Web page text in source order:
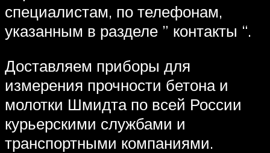
специалистам, по телефонам,
указанным в разделе ” контакты “.
Доставляем приборы для
измерения прочности бетона и
молотки Шмидта по всей России
курьерскими службами и
транспортными компаниями.